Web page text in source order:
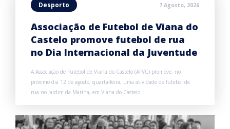
Desporto 7 Agosto, 2026
Associação de Futebol de Viana do
Castelo promove futebol de rua
no Dia Internacional da Juventude
A Associação de Futebol de Viana do Castelo (AFVC) promove, no
próximo dia 12 de agosto, quarta-feira, uma atividade de futebol de
rua no Jardim da Marina, em Viana do Castelo.